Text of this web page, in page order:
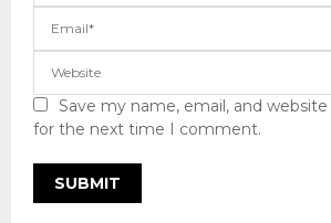
Save my name, email, and
for the next time I comment.